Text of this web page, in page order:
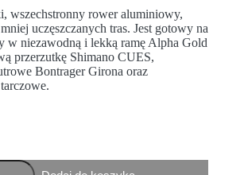
wszechstronny rower aluminiowy,
uczęszczanych tras. Jest gotowy na
w niezawodną i lekką ramę Alpha Gold
przerzutkę Shimano CUES,
Bontrager Girona oraz